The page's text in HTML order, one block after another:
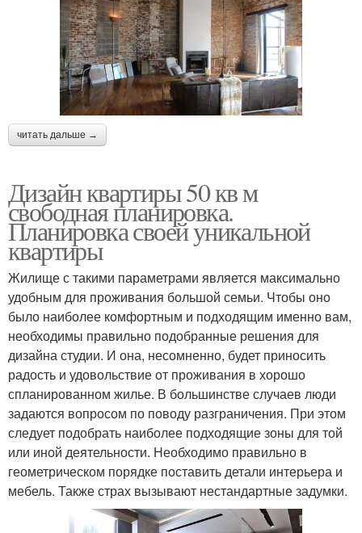
читать дальше →
Дизайн квартиры 50 кв м
свободная планировка.
Планировка своей уникальной
квартиры
Жилище с такими параметрами является максимально
удобным для проживания большой семьи. Чтобы оно
было наиболее комфортным и подходящим именно вам,
необходимы правильно подобранные решения для
дизайна студии. И она, несомненно, будет приносить
радость и удовольствие от проживания в хорошо
спланированном жилье. В большинстве случаев люди
задаются вопросом по поводу разграничения. При этом
следует подобрать наиболее подходящие зоны для той
или иной деятельности. Необходимо правильно в
геометрическом порядке поставить детали интерьера и
мебель. Также страх вызывают нестандартные задумки.